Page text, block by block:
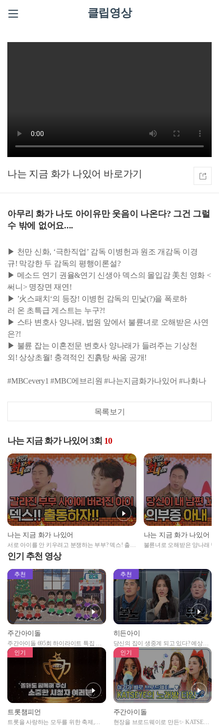
클립영상
나는 지금 화가 나있어
아무리 화가 나도 아이유만 웃음이 나온다? 그건 그럴
수 밖에 없어요....
▶ 천만 신화, ‘극한직업’ 감독 이병헌과 원조 개감독 이경
규! 막강한 두 감독의 평행이론설?
▶ 메소드 연기 권율&연기 신생아 덱스의 몰입감 美친 영화 <
써니> 명장면 재연!
▶ ’火스패치‘의 등장! 이병헌 감독의 민낯(?)을 폭로하
러 온 초특급 게스트는 누구?!
▶ 스타 변호사 양나래, 법원 앞에서 불륜녀로 오해받은 사연
은?!
▶ 불륜 잡는 이혼전문 변호사 양나래가 들려주는 기상천
외! 상상초월! 충격적인 진흙탕 싸움 공개!
#MBCevery1 #MBC에브리원 #나는지금화가나있어 #나화나
목록보기
나는 지금 화가 나있어 3회 10
나는 지금 화가 나있어
서로 아이를 안 키우려고 분쟁하는 부부? 덱스! 출동
하자!!
나는 지금 화가 나있어
불륜녀로 오해받은 양나래 변
인기 추천 영상
추천
주간아이돌
주간아이돌 695회 하이라이트 특집 남
자아이돌편 예고
추천
히든아이
당신의 집이 생중계 되고 있다? 예상치
못한 곳에서 일어나는 불법촬영 범죄!
인기
트롯챔피언
트롯을 사랑하는 모두를 위한 축제,
인기
주간아이돌
현장을 브로드웨이로 만든✨ KATSEYE